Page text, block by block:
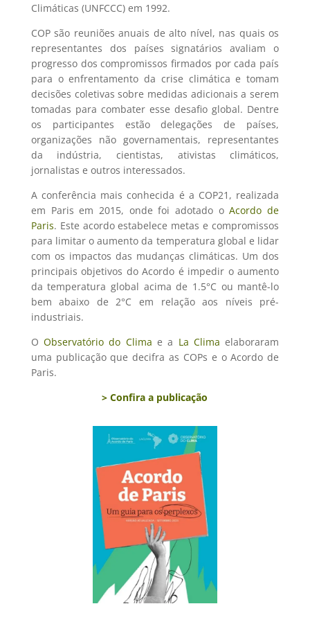
Climáticas (UNFCCC) em 1992.
COP são reuniões anuais de alto nível, nas quais os
representantes dos países signatários avaliam o
progresso dos compromissos firmados por cada país
para o enfrentamento da crise climática e tomam
decisões coletivas sobre medidas adicionais a serem
tomadas para combater esse desafio global. Dentre
os participantes estão delegações de países,
organizações não governamentais, representantes
da indústria, cientistas, ativistas climáticos,
jornalistas e outros interessados.
A conferência mais conhecida é a COP21, realizada
em Paris em 2015, onde foi adotado oAcordo de
Paris. Este acordo estabelece metas e compromissos
para limitar o aumento da temperatura global e lidar
com os impactos das mudanças climáticas. Um dos
principais objetivos do Acordo é impedir o aumento
da temperatura global acima de 1.5°C ou mantê-lo
bem abaixo de 2°C em relação aos níveis pré-
industriais.
OObservatório do Clima e a La Climaelaboraram
uma publicação que decifra as COPs e o Acordo de
Paris.
> Confira a publicação